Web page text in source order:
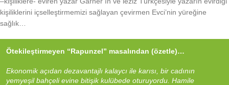
kişiliklerini içselleştirmemizi sağlayan çevirmen Evci’nin yüreğine
sağlık…
Ötekileştirmeyen “Rapunzel” masalından (özetle)…
Ekonomik açıdan dezavantajlı kalaycı ile karısı, bir cadının
yemyeşil bahçeli evine bitişik kulübede oturuyordu. Hamile